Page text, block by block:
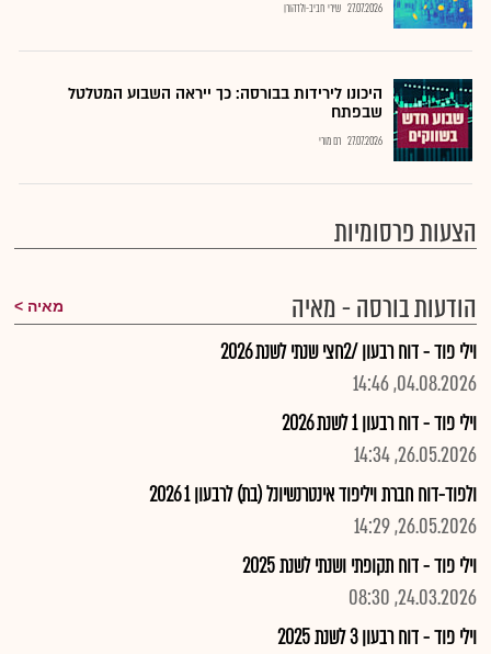
27.07.2026 שירי חביב-ולדהורן
היכונו לירידות בבורסה: כך ייראה השבוע המטלטל
שבפתח
27.07.2026 רם מורי
הצעות פרסומיות
הודעות בורסה - מאיה
מאיה
וילי פוד - דוח רבעון /2חצי שנתי לשנת 2026
04.08.2026, 14:46
וילי פוד - דוח רבעון 1 לשנת 2026
26.05.2026, 14:34
ולפוד-דוח חברת ויליפוד אינטרנשיונל (בת) לרבעון 1 2026
26.05.2026, 14:29
וילי פוד - דוח תקופתי ושנתי לשנת 2025
24.03.2026, 08:30
וילי פוד - דוח רבעון 3 לשנת 2025